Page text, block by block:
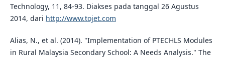
Technology, 11, 84-93. Diakses pada tanggal 26 Agustus
2014, dari http://www.tojet.com
Alias, N., et al. (2014). "Implementation of PTECHLS Modules
in Rural Malaysia Secondary School: A Needs Analysis." The